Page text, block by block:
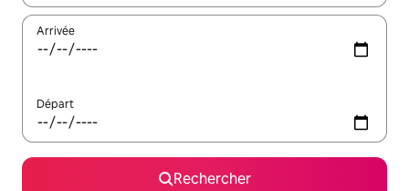
Arrivée
Départ
Rechercher